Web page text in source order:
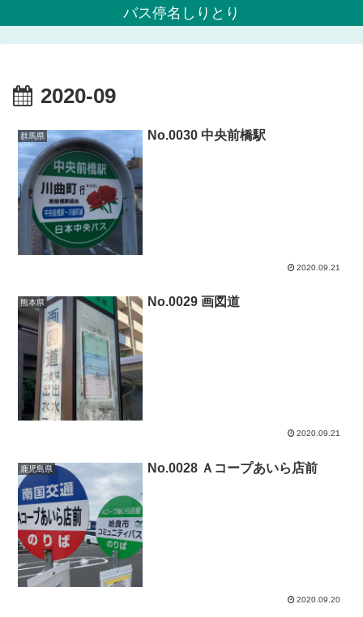
バス停名しりとり
2020-09
群馬県 No.0030 中央前橋駅
2020.09.21
熊本県 No.0029 画図道
2020.09.21
鹿児島県 No.0028 Ａコープあいら店前
2020.09.20